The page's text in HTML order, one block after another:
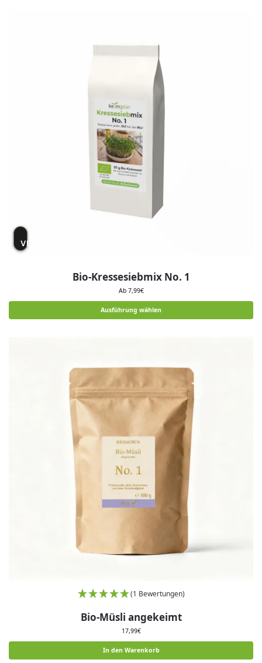
VERÄNDERT
Bio-Kressesiebmix No. 1
Ab 7,99€
Ausführung wählen
(1 Bewertungen)
Bio-Müsli angekeimt
17,99€
In den Warenkorb